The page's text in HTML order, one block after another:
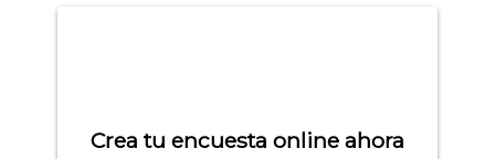
Crea tu encuesta online ahora